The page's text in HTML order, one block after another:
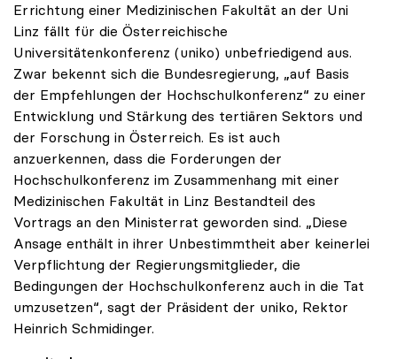
Errichtung einer Medizinischen Fakultät an der Uni
Linz fällt für die Österreichische
Universitätenkonferenz (uniko) unbefriedigend aus.
Zwar bekennt sich die Bundesregierung, „auf Basis
der Empfehlungen der Hochschulkonferenz“ zu einer
Entwicklung und Stärkung des tertiären Sektors und
der Forschung in Österreich. Es ist auch
anzuerkennen, dass die Forderungen der
Hochschulkonferenz im Zusammenhang mit einer
Medizinischen Fakultät in Linz Bestandteil des
Vortrags an den Ministerrat geworden sind. „Diese
Ansage enthält in ihrer Unbestimmtheit aber keinerlei
Verpflichtung der Regierungsmitglieder, die
Bedingungen der Hochschulkonferenz auch in die Tat
umzusetzen“, sagt der Präsident der uniko, Rektor
Heinrich Schmidinger.